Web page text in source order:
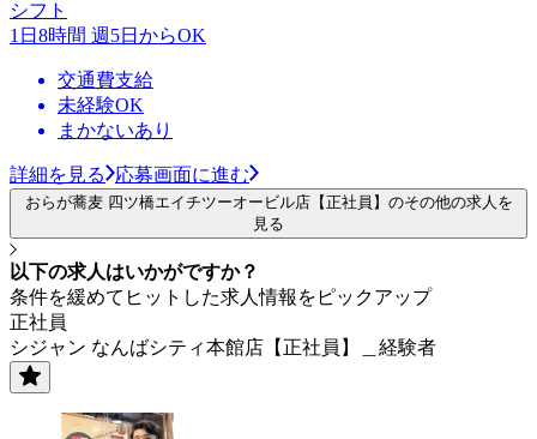
シフト
1日8時間 週5日からOK
交通費支給
未経験OK
まかないあり
詳細を見る 応募画面に進む
おらが蕎麦 四ツ橋エイチツーオービル店【正社員】のその他の求人を
見る
以下の求人はいかがですか？
条件を緩めてヒットした求人情報をピックアップ
正社員
シジャン なんばシティ本館店【正社員】＿経験者